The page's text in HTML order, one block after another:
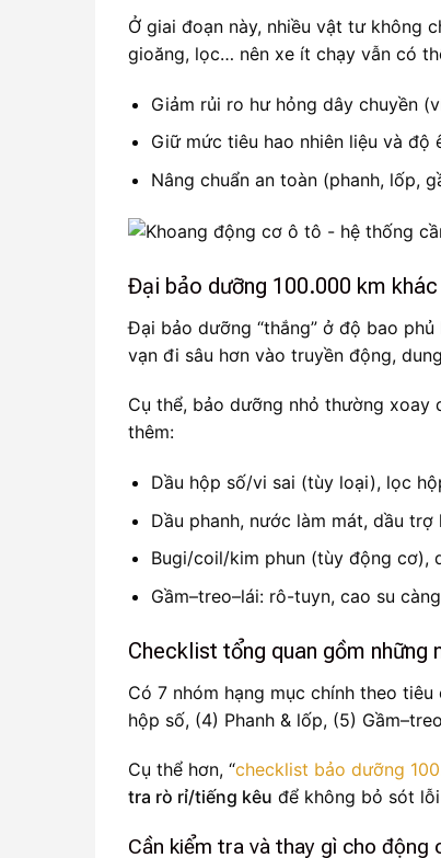
Ở giai đoạn này, nhiều vật tư không
gioăng, lọc… nên xe ít chạy vẫn có
Giảm rủi ro hư hỏng dây chuyền
Giữ mức tiêu hao nhiên liệu và
Nâng chuẩn an toàn (phanh, lốp,
Đại bảo dưỡng 100.000 km
Đại bảo dưỡng “thắng” ở độ bao
vạn đi sâu hơn vào truyền động,
Cụ thể, bảo dưỡng nhỏ thường xoay
thêm:
Dầu hộp số/vi sai (tùy loại), lọc
Dầu phanh, nước làm mát, dầu
Bugi/coil/kim phun (tùy động cơ),
Gầm–treo–lái: rô-tuyn, cao su
Checklist tổng quan gồm những
Có 7 nhóm hạng mục chính theo
hộp số, (4) Phanh & lốp, (5)
Cụ thể hơn, “checklist bảo dưỡng
tra rò rỉ/tiếng kêu để không bỏ sót
Cần kiểm tra và thay gì cho động